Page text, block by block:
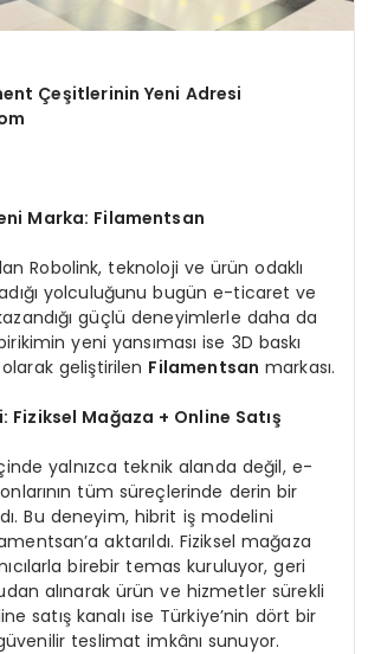
Çeşitlerinin Yeni Adresi
Marka: Filamentsan
Robolink, teknoloji ve ürün odaklı
yolculuğunu bugün e-ticaret ve
güçlü deneyimlerle daha da
yeni yansıması ise 3D baskı
geliştirilen Filamentsan markası.
Fiziksel Mağaza + Online Satış
yalnızca teknik alanda değil, e-
tüm süreçlerinde derin bir
Bu deneyim, hibrit iş modelini
aktarıldı. Fiziksel mağaza
birebir temas kuruluyor, geri
alınarak ürün ve hizmetler sürekli
satış kanalı ise Türkiye’nin dört bir
teslimat imkânı sunuyor.